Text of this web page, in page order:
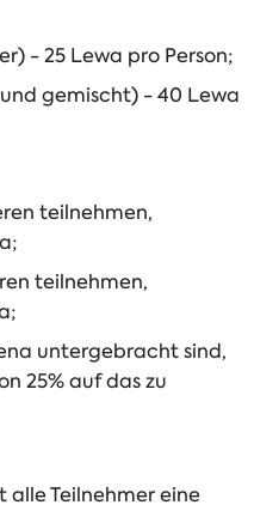
- 25 Lewa pro Person;
gemischt) - 40 Lewa
teilnehmen,
teilnehmen,
untergebracht sind,
25% auf das zu
Teilnehmer eine